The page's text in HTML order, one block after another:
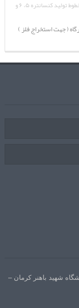
یابی فرآیندی سلول‌های فلوتاسیون ومکو خطوط تولید کنسانتره ۵، ۶ و
( جهت استخراج فلز )
شهید باهنر کرمان –